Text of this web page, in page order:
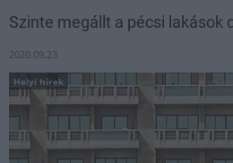
Szinte megállt a pécsi lakások
2020.09.23
Helyi hírek